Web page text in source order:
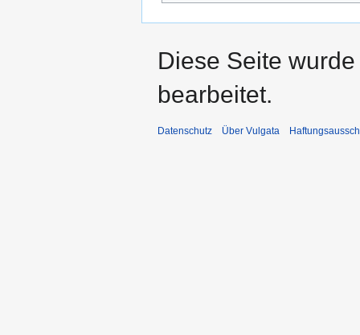
Diese Seite
bearbeitet.
Datenschutz Über Vulgata